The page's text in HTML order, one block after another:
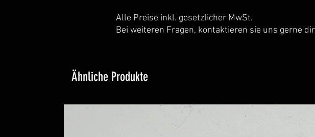
Alle Preise inkl. gesetzlicher MwSt.
Bei weiteren Fragen, kontaktieren sie uns gerne
Ähnliche Produkte